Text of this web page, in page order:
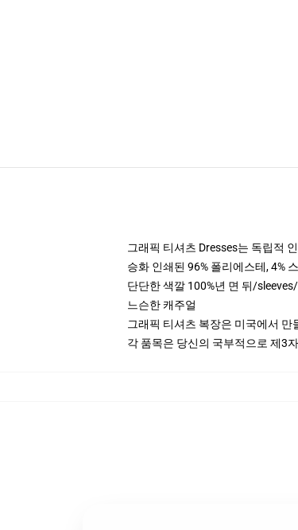
그래픽 티셔츠 Dresses는 독립적
승화 인쇄된 96% 폴리에스테, 4%
단단한 색깔 100%년 면 뒤/
느슨한 캐주얼
그래픽 티셔츠 복장은 미국에서 만
각 품목은 당신의 국부적으로 제3